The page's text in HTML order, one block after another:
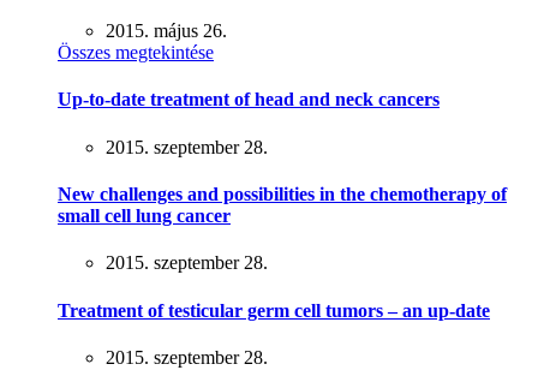
2015. május 26.
Összes megtekintése
Up-to-date treatment of head and neck cancers
2015. szeptember 28.
New challenges and possibilities in the chemotherapy of
small cell lung cancer
2015. szeptember 28.
Treatment of testicular germ cell tumors – an up-date
2015. szeptember 28.